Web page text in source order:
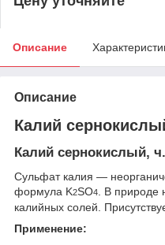
Описание
Описание
Калий
Калий сернокислый,
Сульфат калия —
формула K2SO4. В природе
калийных солей.
Применение: